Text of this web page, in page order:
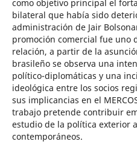
como objetivo principal el
bilateral que había sido
administración de Jair
promoción comercial fue uno
relación, a partir de la
brasileño se observa una
político-diplomáticas y una
ideológica entre los socios
sus implicancias en el
trabajo pretende contribuir
estudio de la política exterior
contemporáneos.